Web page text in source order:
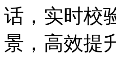
话，实时
景，高效